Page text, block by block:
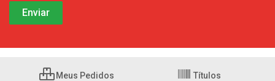
Meus Pedidos Títulos